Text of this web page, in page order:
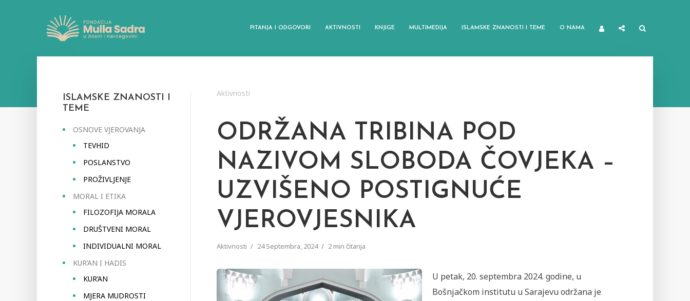
PITANJA I ODGOVORI AKTIVNOSTI KNJIGE MULTIMEDIJA ISLAMSKE ZNANOSTI I TEME O NAMA
ISLAMSKE ZNANOSTI I
TEME
OSNOVE VJEROVANJA
TEVHID
POSLANSTVO
PROŽIVLJENJE
MORAL I ETIKA
FILOZOFIJA MORALA
DRUŠTVENI MORAL
INDIVIDUALNI MORAL
KUR’AN I HADIS
KUR’AN
MJERA MUDROSTI
Aktivnosti
ODRŽANA TRIBINA POD
NAZIVOM SLOBODA ČOVJEKA –
UZVIŠENO POSTIGNUĆE
VJEROVJESNIKA
Aktivnosti 24 Septembra, 2024 2 min čitanja
U petak, 20. septembra 2024. godine, u
Bošnjačkom institutu u Sarajevu održana je